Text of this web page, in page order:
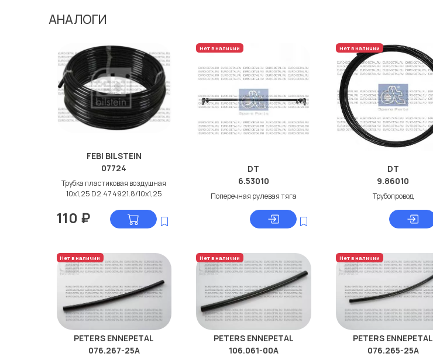
АНАЛОГИ
FEBI BILSTEIN
07724
Трубка пластиковая воздушная
10x1,25 D2.47 4921.8/10х1,25
110 ₽
Нет в наличии
DT
6.53010
Поперечная рулевая тяга
Нет в наличии
DT
9.86010
Трубопровод
Нет в наличии
PETERS ENNEPETAL
076.267-25A
Нет в наличии
PETERS ENNEPETAL
106.061-00A
Нет в наличии
PETERS ENNEPETAL
076.265-25A